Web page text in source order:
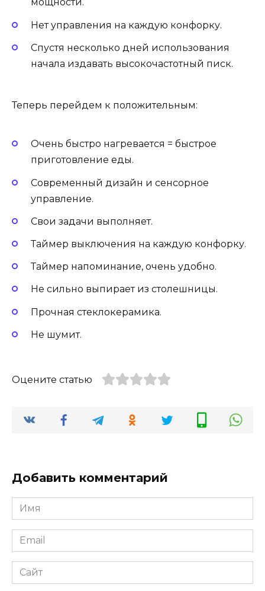
мощности.
Нет управления на каждую конфорку.
Спустя несколько дней использования
начала издавать высокочастотный писк.
Теперь перейдем к положительным:
Очень быстро нагревается = быстрое
приготовление еды.
Современный дизайн и сенсорное
управление.
Свои задачи выполняет.
Таймер выключения на каждую конфорку.
Таймер напоминание, очень удобно.
Не сильно выпирает из столешницы.
Прочная стеклокерамика.
Не шумит.
Оцените статью
Добавить комментарий
Имя
Email
Сайт